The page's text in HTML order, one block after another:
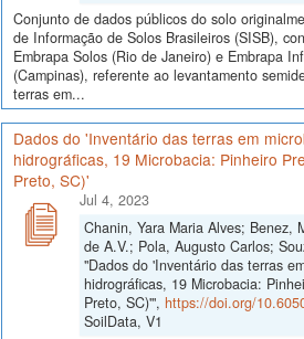
Conjunto de dados públicos do solo
de Informação de Solos Brasileiros (SISB),
Embrapa Solos (Rio de Janeiro) e Embrapa
(Campinas), referente ao levantamento
terras em...
Dados do 'Inventário das terras em
hidrográficas, 19 Microbacia: Pinheiro
Preto, SC)'
Jul 4, 2023
Chanin, Yara Maria Alves; Benez,
de A.V.; Pola, Augusto Carlos;
"Dados do 'Inventário das terras
hidrográficas, 19 Microbacia:
Preto, SC)'", https://doi.org/
SoilData, V1